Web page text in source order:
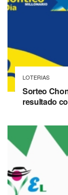
LOTERIAS
Sorteo
resultado